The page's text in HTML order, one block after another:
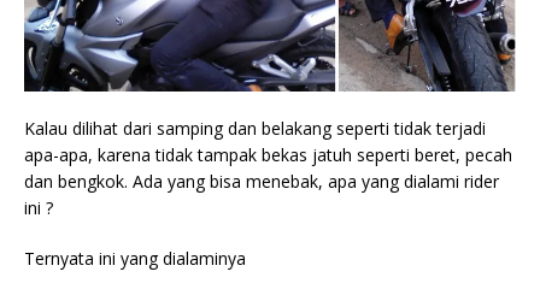
Kalau dilihat dari samping dan belakang seperti tidak terjadi
apa-apa, karena tidak tampak bekas jatuh seperti beret, pecah
dan bengkok. Ada yang bisa menebak, apa yang dialami rider
ini ?
Ternyata ini yang dialaminya